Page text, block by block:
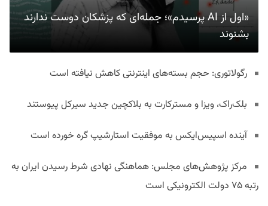
«اول از AI پرسیدم»؛ جمله‌ای که پزشکان دوست ندارند
بشنوند
رگولاتوری: حجم بسته‌های اینترنتی کاهش نیافته است
بلک‌راک، ویزا و مسترکارت به بلاکچین جدید سیرکل پیوستند
آینده اسپیس‌ایکس به موفقیت استارشیپ گره خورده است
مرکز پژوهش‌های مجلس: هماهنگی نهادی شرط رسیدن ایران به
رتبه ۷۵ دولت الکترونیکی است